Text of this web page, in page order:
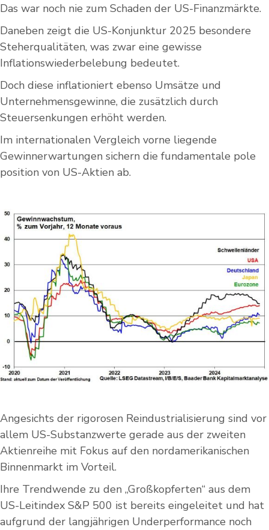
Das war noch nie zum Schaden der US-Finanzmärkte.
Daneben zeigt die US-Konjunktur 2025 besondere
Steherqualitäten, was zwar eine gewisse
Inflationswiederbelebung bedeutet.
Doch diese inflationiert ebenso Umsätze und
Unternehmensgewinne, die zusätzlich durch
Steuersenkungen erhöht werden.
Im internationalen Vergleich vorne liegende
Gewinnerwartungen sichern die fundamentale pole
position von US-Aktien ab.
Angesichts der rigorosen Reindustrialisierung sind vor
allem US-Substanzwerte gerade aus der zweiten
Aktienreihe mit Fokus auf den nordamerikanischen
Binnenmarkt im Vorteil.
Ihre Trendwende zu den „Großkopferten“ aus dem
US-Leitindex S&P 500 ist bereits eingeleitet und hat
aufgrund der langjährigen Underperformance noch